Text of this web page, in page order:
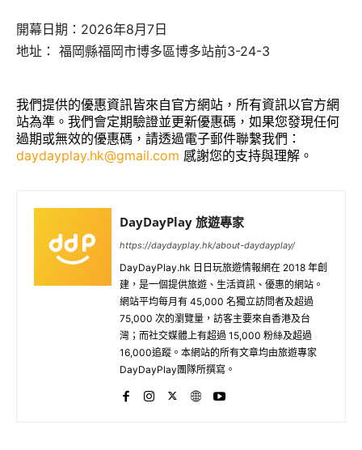
開幕日期：2026年8月7日
地址： 福岡縣福岡市博多區博多站前3-24-3
我們提供的優惠資訊皆來自官方網站，所有資訊以官方網
站為準。我們會定期驗證並更新優惠碼，如果您發現任何
過期或無效的優惠碼，請透過電子郵件聯繫我們：
daydayplay.hk@gmail.com 感謝您的支持與理解。
DayDayPlay 旅遊專家
https://daydayplay.hk/about-daydayplay/
DayDayPlay.hk 日日玩旅遊情報網在 2018 年創
建，是一個提供旅遊、生活資訊、優惠的網站。
網站平均每月有 45,000 名獨立訪問者及超過
75,000 次的瀏覽量，訪客主要來自香港及台
灣；而社交媒體上有超過 15,000 粉絲及超過
16,000追蹤。本網站的所有文章均由旅遊專家
DayDayPlay團隊所撰寫。